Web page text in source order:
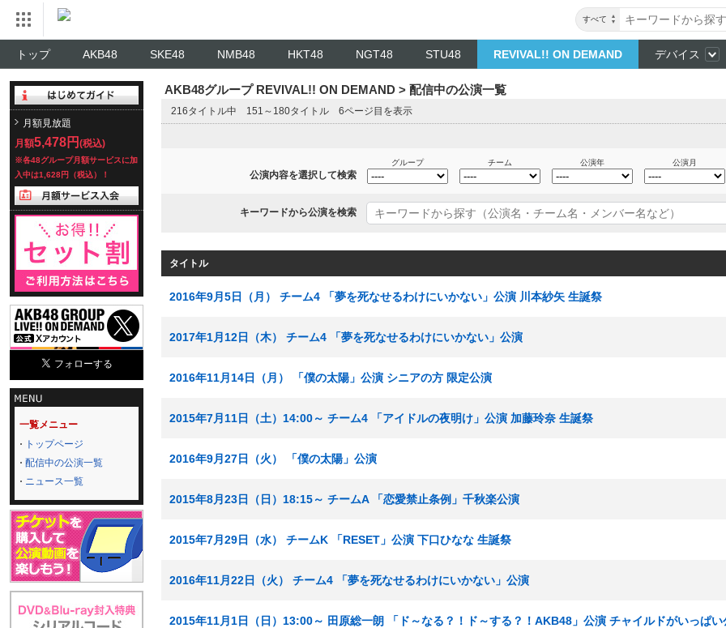
すべて
トップ AKB48 SKE48 NMB48 HKT48 NGT48 STU48 REVIVAL!! ON DEMAND デバイス
月額見放題
月額5,478円 (税込)
※各48グループ月額サービスに加
入中は1,628円（税込）！
一覧メニュー
トップページ
配信中の公演一覧
ニュース一覧
AKB48グループ REVIVAL!! ON DEMAND > 配信中の公演一覧
216タイトル中 151～180タイトル 6ページ目を表示
公演内容を選択して検索
グループ チーム 公演年 公演月
キーワードから公演を検索
タイトル
2016年9月5日（月） チーム4 「夢を死なせるわけにいかない」公演 川本紗矢 生誕祭
2017年1月12日（木） チーム4 「夢を死なせるわけにいかない」公演
2016年11月14日（月） 「僕の太陽」公演 シニアの方 限定公演
2015年7月11日（土）14:00～ チーム4 「アイドルの夜明け」公演 加藤玲奈 生誕祭
2016年9月27日（火） 「僕の太陽」公演
2015年8月23日（日）18:15～ チームA 「恋愛禁止条例」千秋楽公演
2015年7月29日（水） チームK 「RESET」公演 下口ひなな 生誕祭
2016年11月22日（火） チーム4 「夢を死なせるわけにいかない」公演
2015年11月1日（日）13:00～ 田原総一朗 「ド～なる？！ド～する？！AKB48」公演 チャイルドがいっぱい